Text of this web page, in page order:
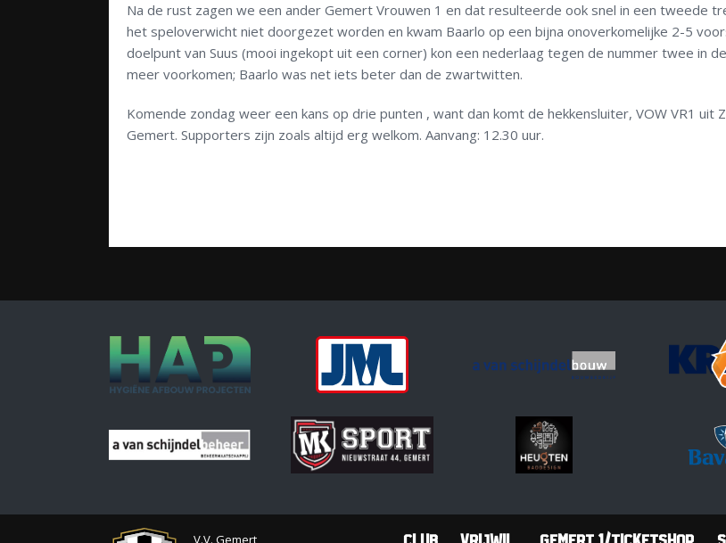
Na de rust zagen we een ander Gemert Vrouwen 1 en dat resulteerde ook snel in een tweede
het speloverwicht niet doorgezet worden en kwam Baarlo op een bijna onoverkomelijke 2-5
doelpunt van Suus (mooi ingekopt uit een corner) kon een nederlaag tegen de nummer twee in
meer voorkomen; Baarlo was net iets beter dan de zwartwitten.
Komende zondag weer een kans op drie punten , want dan komt de hekkensluiter, VOW VR1 uit
Gemert. Supporters zijn zoals altijd erg welkom. Aanvang: 12.30 uur.
V.V. Gemert